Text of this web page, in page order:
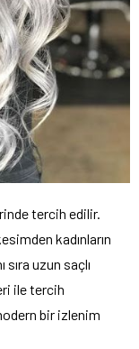
tercih edilir.
kadınların
uzun saçlı
ile tercih
bir izlenim